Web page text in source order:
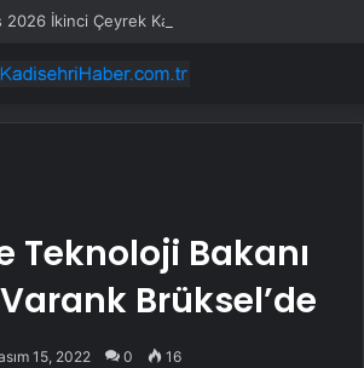
Teknoloji Bakanı
Brüksel’de
15, 2022 0 16